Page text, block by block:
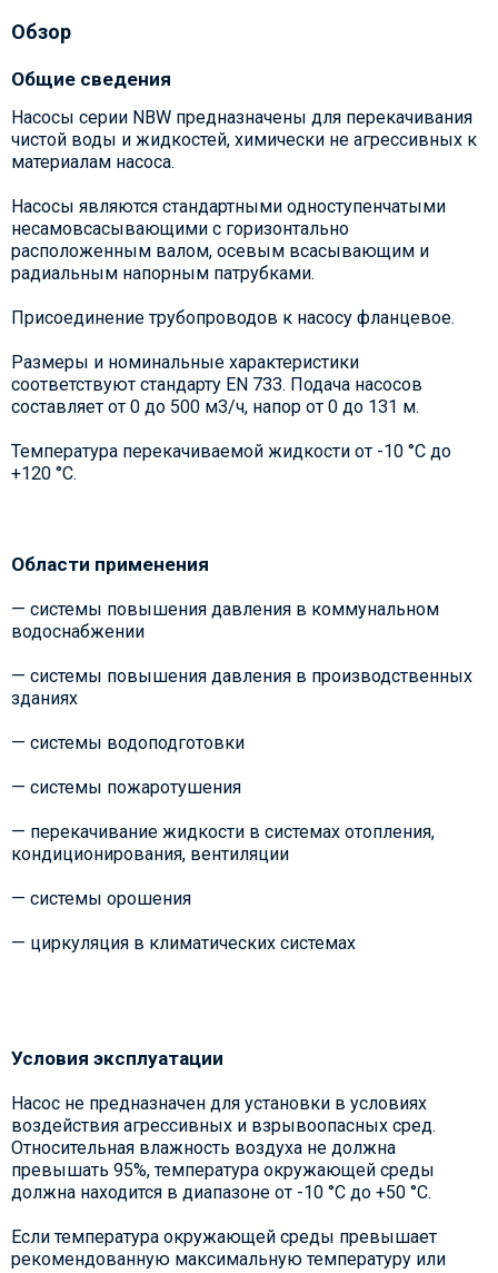
Обзор
Общие сведения
Насосы серии NBW предназначены для перекачивания
чистой воды и жидкостей, химически не агрессивных к
материалам насоса.
Насосы являются стандартными одноступенчатыми
несамовсасывающими с горизонтально
расположенным валом, осевым всасывающим и
радиальным напорным патрубками.
Присоединение трубопроводов к насосу фланцевое.
Размеры и номинальные характеристики
соответствуют стандарту EN 733. Подача насосов
составляет от 0 до 500 м3/ч, напор от 0 до 131 м.
Температура перекачиваемой жидкости от -10 °С до
+120 °С.
Области применения
— системы повышения давления в коммунальном
водоснабжении
— системы повышения давления в производственных
зданиях
— системы водоподготовки
— системы пожаротушения
— перекачивание жидкости в системах отопления,
кондиционирования, вентиляции
— системы орошения
— циркуляция в климатических системах
Условия эксплуатации
Насос не предназначен для установки в условиях
воздействия агрессивных и взрывоопасных сред.
Относительная влажность воздуха не должна
превышать 95%, температура окружающей среды
должна находится в диапазоне от -10 °С до +50 °С.
Если температура окружающей среды превышает
рекомендованную максимальную температуру или